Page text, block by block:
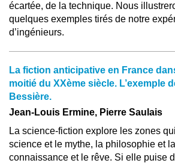
écartée, de la technique. Nous
quelques exemples tirés de notre
d’ingénieurs.
La fiction anticipative en France
moitié du XXème siècle. L’exemple
Bessière.
Jean-Louis Ermine, Pierre Saulais
La science-fiction explore les zones
science et le mythe, la philosophie et
connaissance et le rêve. Si elle puise